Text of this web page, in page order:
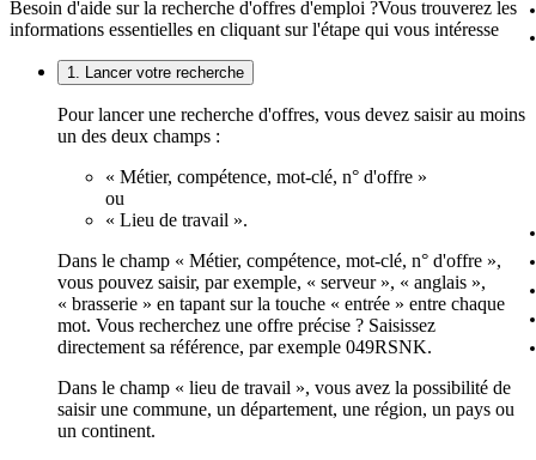
Besoin d'aide sur la recherche d'offres d'emploi ?Vous trouverez les
informations essentielles en cliquant sur l'étape qui vous intéresse
1. Lancer votre recherche
Pour lancer une recherche d'offres, vous devez saisir au moins
un des deux champs :
« Métier, compétence, mot-clé, n° d'offre »
ou
« Lieu de travail ».
Dans le champ « Métier, compétence, mot-clé, n° d'offre »,
vous pouvez saisir, par exemple, « serveur », « anglais »,
« brasserie » en tapant sur la touche « entrée » entre chaque
mot. Vous recherchez une offre précise ? Saisissez
directement sa référence, par exemple 049RSNK.
Dans le champ « lieu de travail », vous avez la possibilité de
saisir une commune, un département, une région, un pays ou
un continent.